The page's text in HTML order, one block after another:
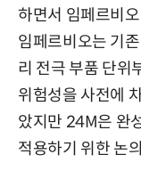
하면서 임페르비
임페르비오는 기
리 전극 부품 단위
위험성을 사전에
았지만 24M은 완
적용하기 위한 논